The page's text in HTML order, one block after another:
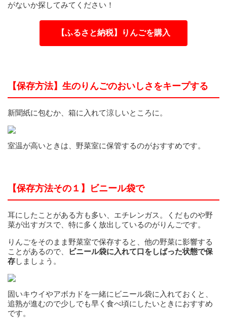
がないか探してみてください！
【ふるさと納税】りんごを購入
【保存方法】生のりんごのおいしさをキープする
新聞紙に包むか、箱に入れて涼しいところに。
室温が高いときは、野菜室に保管するのがおすすめです。
【保存方法その１】ビニール袋で
耳にしたことがある方も多い、エチレンガス。くだものや野
菜が出すガスで、特に多く放出しているのがりんごです。
りんごをそのまま野菜室で保存すると、他の野菜に影響する
ことがあるので、
ビニール袋に入れて口をしばった状態で保
存しましょう。
固いキウイやアボカドを一緒にビニール袋に入れておくと、
追熟が進むので少しでも早く食べ頃にしたいときにおすすめ
です。